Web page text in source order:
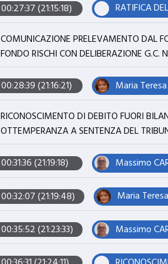
00:27:37 (21:15:18)
COMUNICAZIONE PRELEVAMENTO DAL
FONDO RISCHI CON DELIBERAZIONE G.C.
00:28:39 (21:16:21) Maria
RICONOSCIMENTO DI DEBITO FUORI
OTTEMPERANZA A SENTENZA DEL
00:31:36 (21:19:18) Massimo
00:32:07 (21:19:48) Maria
00:35:52 (21:23:33) Massimo